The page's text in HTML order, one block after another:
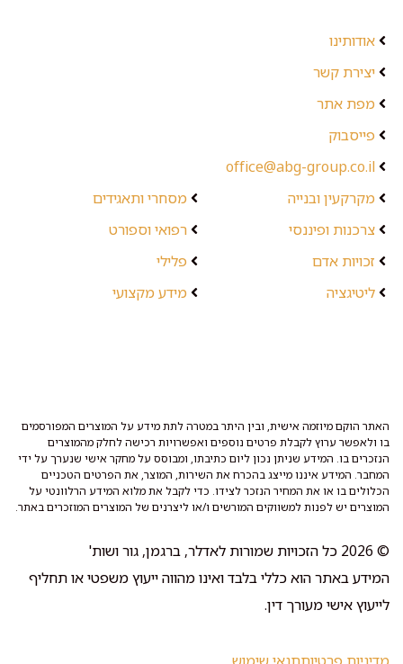
אודותינו
יצירת קשר
מפת אתר
פייסבוק
office@abg-group.co.il
מקרקעין ובנייה
צרכנות ופיננסי
זכויות אדם
ליטיגציה
מסחרי ותאגידים
רפואי וספורט
פלילי
מידע מקצועי
האתר הוקם מיוזמה אישית, ובין היתר במטרה לתת מידע על המוצרים המפורסמים
בו ולאפשר ערוץ לקבלת פרטים נוספים ואפשרויות רכישה לחלק מהמוצרים
הנזכרים בו. המידע שניתן נכון ליום כתיבתו, ומבוסס על מחקר אישי שנערך על ידי
המחבר. המידע איננו מייצג בהכרח את השירות, המוצר, את הפרטים הטכניים
הכלולים בו או את המחיר הנזכר לצידו. כדי לקבל את מלוא המידע הרלוונטי על
המוצרים יש לפנות למשווקים המורשים ו/או ליצרנים של המוצרים המוזכרים באתר.
© 2026 כל הזכויות שמורות לאדלר, ברגמן, גור ושות'
המידע באתר הוא כללי בלבד ואינו מהווה ייעוץ משפטי או תחליף
לייעוץ אישי מעורך דין.